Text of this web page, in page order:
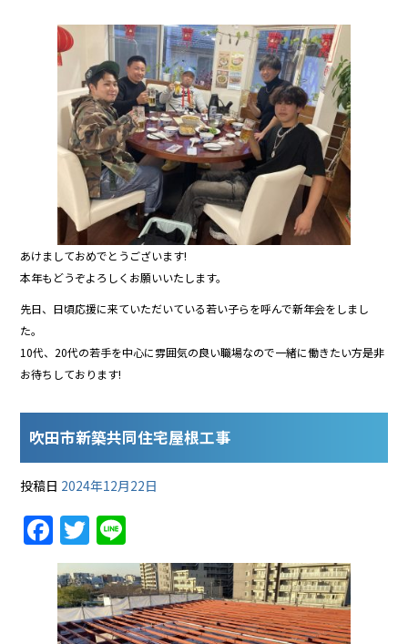
c
e
b
o
o
k
itt
er
e
あけましておめでとうございます!
本年もどうぞよろしくお願いいたします。
先日、日頃応援に来ていただいている若い子らを呼んで新年会をしまし
た。
10代、20代の若手を中心に雰囲気の良い職場なので一緒に働きたい方是非
お待ちしております!
吹田市新築共同住宅屋根工事
投稿日 2024年12月22日
F
a
c
e
T
w
itt
er
n
e